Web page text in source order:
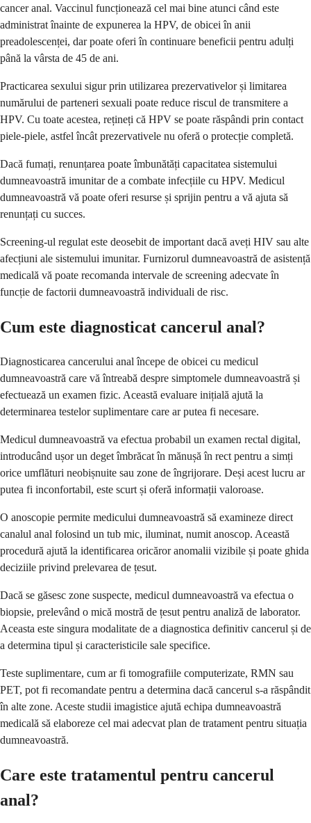
cancer anal. Vaccinul funcționează cel mai bine atunci când este
administrat înainte de expunerea la HPV, de obicei în anii
preadolescenței, dar poate oferi în continuare beneficii pentru adulți
până la vârsta de 45 de ani.
Practicarea sexului sigur prin utilizarea prezervativelor și limitarea
numărului de parteneri sexuali poate reduce riscul de transmitere a
HPV. Cu toate acestea, rețineți că HPV se poate răspândi prin contact
piele-piele, astfel încât prezervativele nu oferă o protecție completă.
Dacă fumați, renunțarea poate îmbunătăți capacitatea sistemului
dumneavoastră imunitar de a combate infecțiile cu HPV. Medicul
dumneavoastră vă poate oferi resurse și sprijin pentru a vă ajuta să
renunțați cu succes.
Screening-ul regulat este deosebit de important dacă aveți HIV sau alte
afecțiuni ale sistemului imunitar. Furnizorul dumneavoastră de asistență
medicală vă poate recomanda intervale de screening adecvate în
funcție de factorii dumneavoastră individuali de risc.
Cum este diagnosticat cancerul anal?
Diagnosticarea cancerului anal începe de obicei cu medicul
dumneavoastră care vă întreabă despre simptomele dumneavoastră și
efectuează un examen fizic. Această evaluare inițială ajută la
determinarea testelor suplimentare care ar putea fi necesare.
Medicul dumneavoastră va efectua probabil un examen rectal digital,
introducând ușor un deget îmbrăcat în mănușă în rect pentru a simți
orice umflături neobișnuite sau zone de îngrijorare. Deși acest lucru ar
putea fi inconfortabil, este scurt și oferă informații valoroase.
O anoscopie permite medicului dumneavoastră să examineze direct
canalul anal folosind un tub mic, iluminat, numit anoscop. Această
procedură ajută la identificarea oricăror anomalii vizibile și poate ghida
deciziile privind prelevarea de țesut.
Dacă se găsesc zone suspecte, medicul dumneavoastră va efectua o
biopsie, prelevând o mică mostră de țesut pentru analiză de laborator.
Aceasta este singura modalitate de a diagnostica definitiv cancerul și de
a determina tipul și caracteristicile sale specifice.
Teste suplimentare, cum ar fi tomografiile computerizate, RMN sau
PET, pot fi recomandate pentru a determina dacă cancerul s-a răspândit
în alte zone. Aceste studii imagistice ajută echipa dumneavoastră
medicală să elaboreze cel mai adecvat plan de tratament pentru situația
dumneavoastră.
Care este tratamentul pentru cancerul
anal?